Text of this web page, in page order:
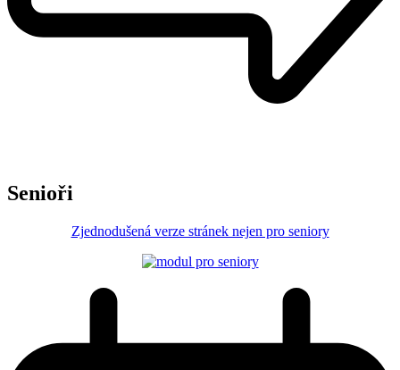
Senioři
Zjednodušená verze stránek nejen pro seniory